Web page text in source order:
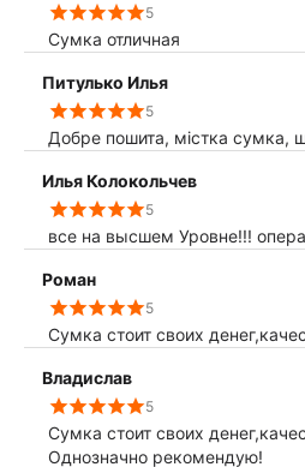
5
Сумка отличная
Питулько Илья
5
Добре пошита, містка сумка,
Илья Колокольчев
5
все на высшем Уровне!!!
Роман
5
Сумка стоит своих
Владислав
5
Сумка стоит своих
Однозначно рекомендую!